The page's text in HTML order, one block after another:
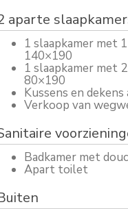
aparte
1 slaapkamer met
140×190
1 slaapkamer met
80×190
Kussens en dekens
Verkoop van
Badkamer met
Apart toilet